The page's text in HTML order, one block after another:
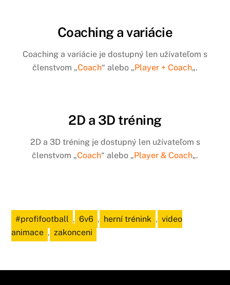
Coaching a variácie
Coaching a variácie je dostupný len užívateľom s
členstvom „Coach“ alebo „Player + Coach„.
2D a 3D tréning
2D a 3D tréning je dostupný len užívateľom s
členstvom „Coach“ alebo „Player & Coach„.
#profifootball , 6v6 , herní trénink , video
animace , zakonceni